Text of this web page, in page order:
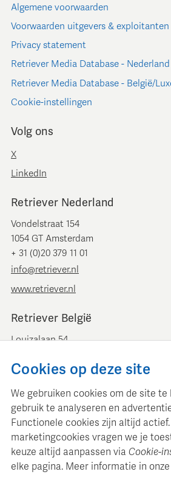
Algemene voorwaarden
Voorwaarden uitgevers & exploitanten
Privacy statement
Retriever Media Database - Nederland
Retriever Media Database - België/
Cookie-instellingen
Volg ons
X
LinkedIn
Retriever Nederland
Vondelstraat 154
1054 GT Amsterdam
+ 31 (0)20 379 11 01
info@retriever.nl
www.retriever.nl
Retriever België
Louizalaan 54
+ 32 (0)2 893 00 52
www.retrievermedia.be
Retriever Media Informatie
Cookies op deze site
We gebruiken cookies om de site
gebruik te analyseren en
Functionele cookies zijn altijd
marketingcookies vragen we je
keuze altijd aanpassen via Cookie-
elke pagina. Meer informatie in onze